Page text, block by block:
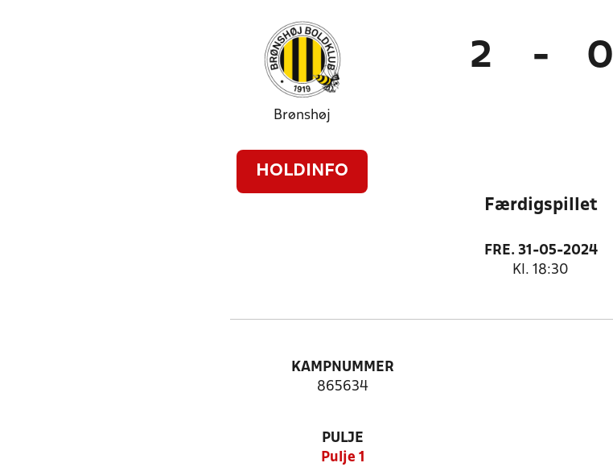
Brønshøj
HOLDINFO
2 - 0
Færdigspillet
FRE. 31-05-2024
Kl. 18:30
KAMPNUMMER
865634
PULJE
Pulje 1